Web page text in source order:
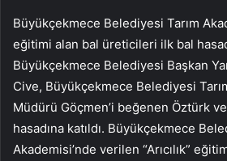
Büyükçekmece Belediyesi Tarım
eğitimi alan bal üreticileri ilk bal
Büyükçekmece Belediyesi Başkan
Cive, Büyükçekmece Belediyesi
Müdürü Göçmen’i beğenen Öztürk
hasadına katıldı. Büyükçekmece
Akademisi’nde verilen “Arıcılık”